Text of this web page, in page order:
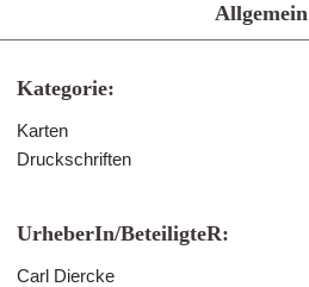
Allgemein
Kategorie:
Karten
Druckschriften
UrheberIn/BeteiligteR:
Carl Diercke